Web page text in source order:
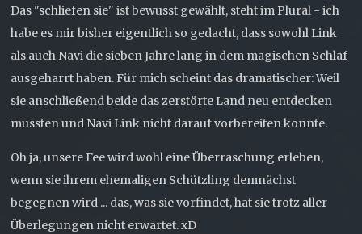
Das "schliefen sie" ist bewusst gewählt, steht im Plural - ich
habe es mir bisher eigentlich so gedacht, dass sowohl Link
als auch Navi die sieben Jahre lang in dem magischen Schlaf
ausgeharrt haben. Für mich scheint das dramatischer: Weil
sie anschließend beide das zerstörte Land neu entdecken
mussten und Navi Link nicht darauf vorbereiten konnte.
Oh ja, unsere Fee wird wohl eine Überraschung erleben,
wenn sie ihrem ehemaligen Schützling demnächst
begegnen wird ... das, was sie vorfindet, hat sie trotz aller
Überlegungen nicht erwartet. xD